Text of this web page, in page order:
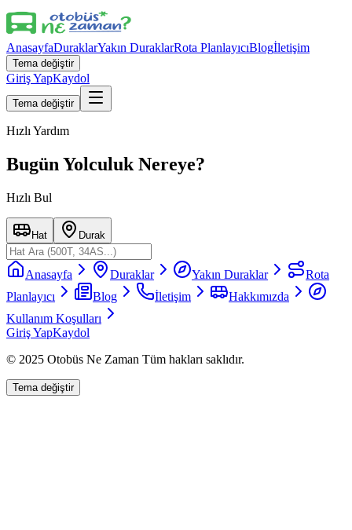
AnasayfaDuraklarYakın DuraklarRota PlanlayıcıBlogİletişim
Tema değiştir
Giriş YapKaydol
Tema değiştir
Hızlı Yardım
Bugün Yolculuk Nereye?
Hızlı Bul
Hat Durak
Anasayfa Duraklar Yakın Duraklar
Rota
Planlayıcı
Blog İletişim
Hakkımızda
Kullanım Koşulları
Giriş YapKaydol
© 2025 Otobüs Ne Zaman Tüm hakları saklıdır.
Tema değiştir